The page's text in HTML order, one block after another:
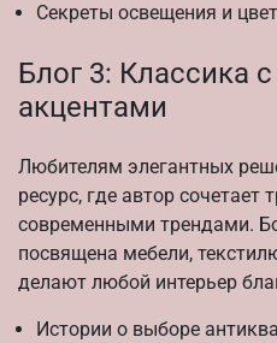
Секреты освещения и
Блог 3: Классика
акцентами
Любителям элегантных
ресурс, где автор
современными трендами.
посвящена мебели,
делают любой интерьер
Истории о выборе